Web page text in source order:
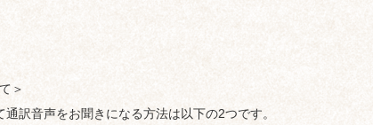
＞
訳音声をお聞きになる方法は以下の2つです。